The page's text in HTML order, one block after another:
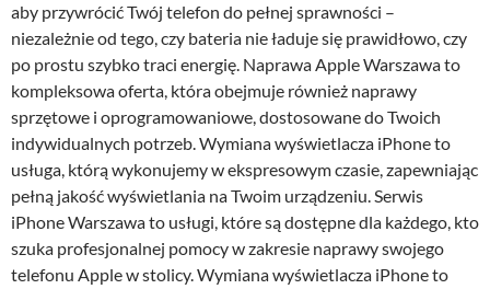
aby przywrócić Twój telefon do pełnej sprawności –
niezależnie od tego, czy bateria nie ładuje się prawidłowo, czy
po prostu szybko traci energię. Naprawa Apple Warszawa to
kompleksowa oferta, która obejmuje również naprawy
sprzętowe i oprogramowaniowe, dostosowane do Twoich
indywidualnych potrzeb. Wymiana wyświetlacza iPhone to
usługa, którą wykonujemy w ekspresowym czasie, zapewniając
pełną jakość wyświetlania na Twoim urządzeniu. Serwis
iPhone Warszawa to usługi, które są dostępne dla każdego, kto
szuka profesjonalnej pomocy w zakresie naprawy swojego
telefonu Apple w stolicy. Wymiana wyświetlacza iPhone to